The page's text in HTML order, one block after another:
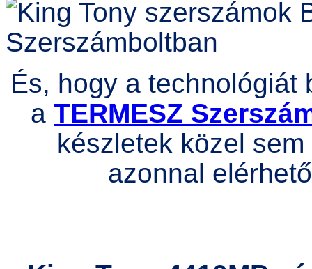
És, hogy a technológiát
a TERMESZ
készletek közel
azonnal